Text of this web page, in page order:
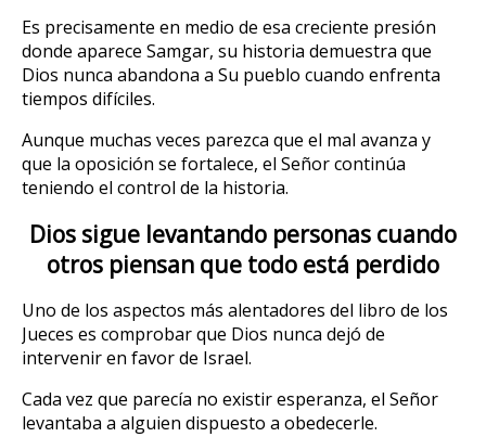
Es precisamente en medio de esa creciente presión
donde aparece Samgar, su historia demuestra que
Dios nunca abandona a Su pueblo cuando enfrenta
tiempos difíciles.
Aunque muchas veces parezca que el mal avanza y
que la oposición se fortalece, el Señor continúa
teniendo el control de la historia.
Dios sigue levantando personas cuando
otros piensan que todo está perdido
Uno de los aspectos más alentadores del libro de los
Jueces es comprobar que Dios nunca dejó de
intervenir en favor de Israel.
Cada vez que parecía no existir esperanza, el Señor
levantaba a alguien dispuesto a obedecerle.